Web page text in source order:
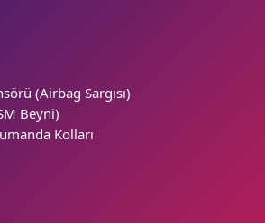
(Airbag Sargısı)
Beyni)
Kolları